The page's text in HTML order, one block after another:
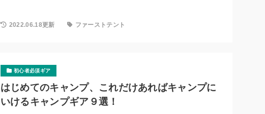
2022.06.18更新 ファーストテント
初心者必須ギア
はじめてのキャンプ、これだけあればキャンプに
いけるキャンプギア９選！